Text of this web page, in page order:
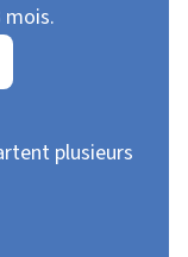
mois.
plusieurs